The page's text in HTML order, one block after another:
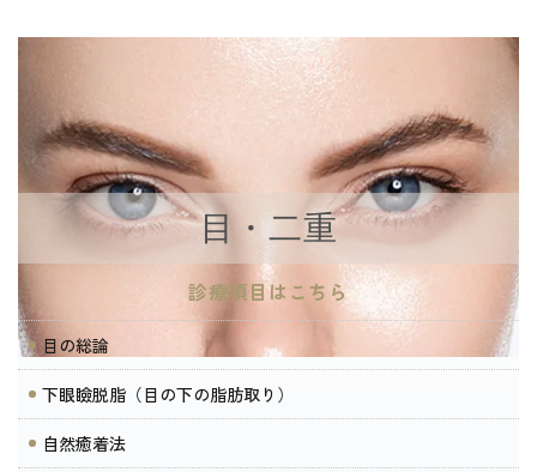
目・二重
診療項目はこちら
目の総論
下眼瞼脱脂（目の下の脂肪取り）
自然癒着法